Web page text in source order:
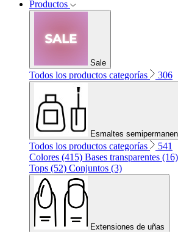
Productos
Sale
Todos los productos categorías 306
Esmaltes
Todos los productos categorías
541
Colores (415) Bases transparentes (16)
Tops (52) Conjuntos (3)
Extensiones de uñas